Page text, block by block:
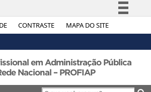
CONTRASTE MAPA DO SITE
Simplifique!
Acesso à informação
Legislação
em Administração Pública
Nacional – PROFIAP